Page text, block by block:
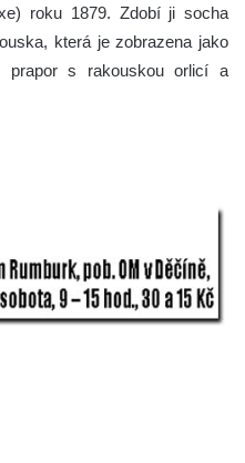
roku 1879. Zdobí ji socha
která je zobrazena jako
s rakouskou orlicí a